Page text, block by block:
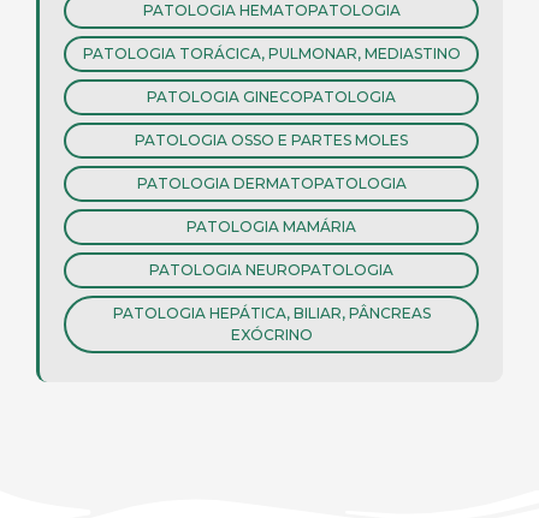
PATOLOGIA HEMATOPATOLOGIA
PATOLOGIA TORÁCICA, PULMONAR, MEDIASTINO
PATOLOGIA GINECOPATOLOGIA
PATOLOGIA OSSO E PARTES MOLES
PATOLOGIA DERMATOPATOLOGIA
PATOLOGIA MAMÁRIA
PATOLOGIA NEUROPATOLOGIA
PATOLOGIA HEPÁTICA, BILIAR, PÂNCREAS
EXÓCRINO